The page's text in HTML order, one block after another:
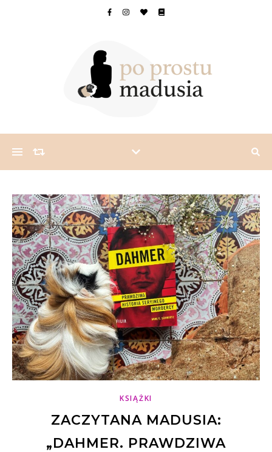
KSIĄŻKI
ZACZYTANA MADUSIA:
„DAHMER. PRAWDZIWA